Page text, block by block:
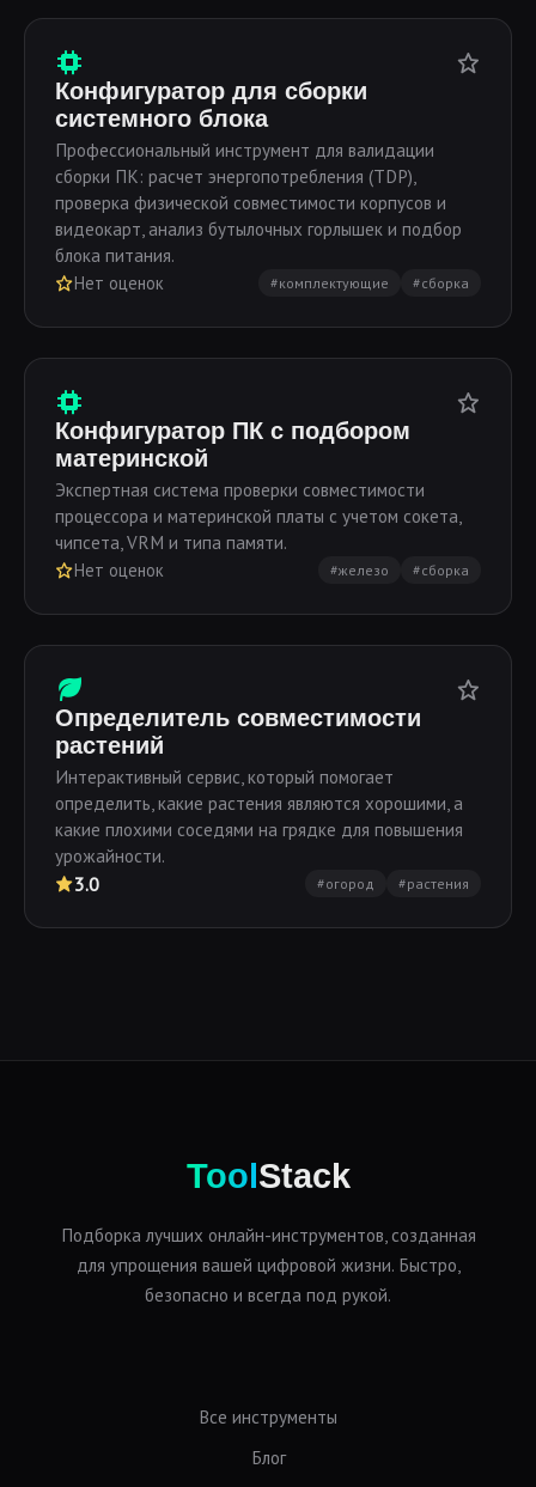
Конфигуратор для сборки
системного блока
Профессиональный инструмент для валидации
сборки ПК: расчет энергопотребления (TDP),
проверка физической совместимости корпусов и
видеокарт, анализ бутылочных горлышек и подбор
блока питания.
Нет оценок
#комплектующие #сборка
Конфигуратор ПК с подбором
материнской
Экспертная система проверки совместимости
процессора и материнской платы с учетом сокета,
чипсета, VRM и типа памяти.
Нет оценок
#железо #сборка
Определитель совместимости
растений
Интерактивный сервис, который помогает
определить, какие растения являются хорошими, а
какие плохими соседями на грядке для повышения
урожайности.
3.0 #огород #растения
ToolStack
Подборка лучших онлайн-инструментов, созданная
для упрощения вашей цифровой жизни. Быстро,
безопасно и всегда под рукой.
Все инструменты
Блог